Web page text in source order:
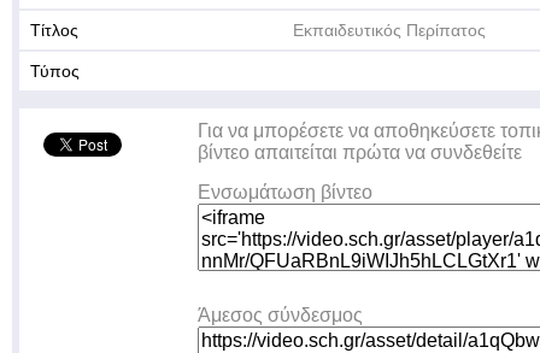
Τίτλος Εκπαιδευτικός Περίπατος
Τύπος
Για να μπορέσετε να αποθηκεύσετε
βίντεο απαιτείται πρώτα να συνδεθείτε
Ενσωμάτωση βίντεο
Άμεσος σύνδεσμος